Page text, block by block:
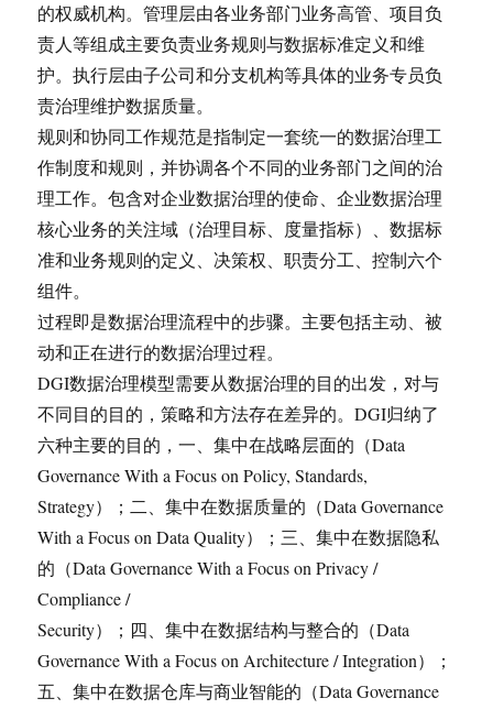
的权威机构。管理层由各业务部门业务高管、项目负
责人等组成主要负责业务规则与数据标准定义和维
护。执行层由子公司和分支机构等具体的业务专员负
责治理维护数据质量。
规则和协同工作规范是指制定一套统一的数据治理工
作制度和规则，并协调各个不同的业务部门之间的治
理工作。包含对企业数据治理的使命、企业数据治理
核心业务的关注域（治理目标、度量指标）、数据标
准和业务规则的定义、决策权、职责分工、控制六个
组件。
过程即是数据治理流程中的步骤。主要包括主动、被
动和正在进行的数据治理过程。
DGI数据治理模型需要从数据治理的目的出发，对与
不同目的目的，策略和方法存在差异的。DGI归纳了
六种主要的目的，一、集中在战略层面的（Data
Governance With a Focus on Policy, Standards,
Strategy）；二、集中在数据质量的（Data Governance
With a Focus on Data Quality）；三、集中在数据隐私
的（Data Governance With a Focus on Privacy /
Compliance /
Security）；四、集中在数据结构与整合的（Data
Governance With a Focus on Architecture / Integration）；
五、集中在数据仓库与商业智能的（Data Governance